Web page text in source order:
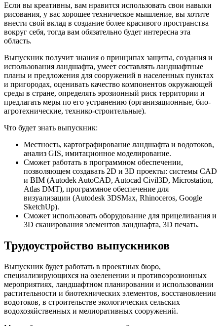
Если вы креативны, вам нравится использовать свои навыки
рисования, у вас хорошее техническое мышление, вы хотите
внести свой вклад в создание более красивого пространства
вокруг себя, тогда вам обязательно будет интересна эта
область.
Выпускник получит знания о принципах защиты, создания и
использования ландшафта, умеет составлять ландшафтные
планы и предложения для сооружений в населенных пунктах
и пригородах, оценивать качество компонентов окружающей
среды в стране, определять эрозионный риск территории и
предлагать меры по его устранению (организационные, био-
агротехнические, технико-строительные).
Что будет знать выпускник:
Местность, картографирование ландшафта и водотоков,
анализ GIS, имитационное моделирование.
Сможет работать в программном обеспечении,
позволяющем создавать 2D и 3D проекты: системы CAD
и BIM (Autodek AutoCAD, Autocad Civil3D, Microstation,
Atlas DMT), программное обеспечение для
визуализации (Autodesk 3DSMax, Rhinoceros, Google
SketchUp).
Сможет использовать оборудование для прицеливания и
3D сканирования элементов ландшафта, 3D печать.
Трудоустройство выпускников
Выпускник будет работать в проектных бюро,
специализирующихся на озеленении и противоэрозионных
мероприятиях, ландшафтном планировании и использовании
растительности и биотехнических элементов, восстановлении
водотоков, в строительстве экологических сельских
водохозяйственных и мелиоративных сооружений.